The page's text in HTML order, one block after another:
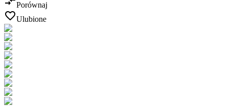
Porównaj
Ulubione